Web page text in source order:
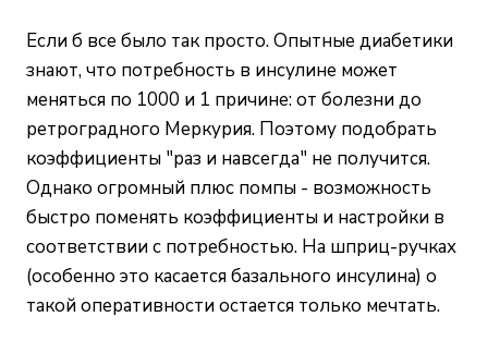
Если б все было так просто. Опытные диабетики
знают, что потребность в инсулине может
меняться по 1000 и 1 причине: от болезни до
ретроградного Меркурия. Поэтому подобрать
коэффициенты "раз и навсегда" не получится.
Однако огромный плюс помпы - возможность
быстро поменять коэффициенты и настройки в
соответствии с потребностью. На шприц-ручках
(особенно это касается базального инсулина) о
такой оперативности остается только мечтать.